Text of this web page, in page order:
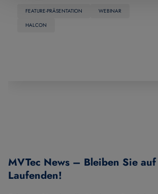
FEATURE-PRÄSENTATION
WEBINAR
HALCON
MVTec News – Bleiben Sie
Laufenden!